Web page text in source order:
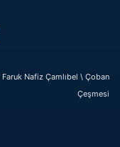
Faruk Nafiz Çamlıbel \ Çoban
Çeşmesi